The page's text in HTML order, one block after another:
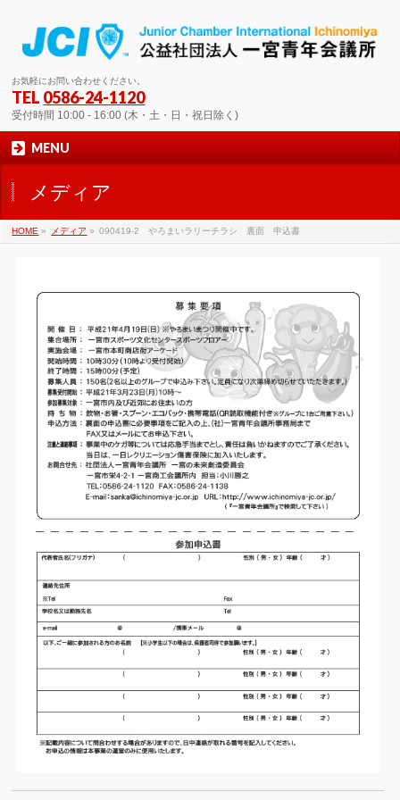
お気軽にお問い合わせください。
TEL 0586-24-1120
受付時間 10:00 - 16:00 (木・土・日・祝日除く)
MENU
メディア
HOME » メディア » 090419-2 やろまいラリーチラシ 裏面 申込書